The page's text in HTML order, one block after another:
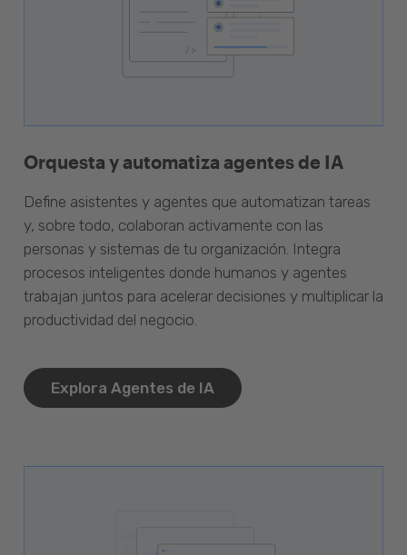
Orquesta y automatiza agentes de IA
Define asistentes y agentes que automatizan tareas
y, sobre todo, colaboran activamente con las
personas y sistemas de tu organización. Integra
procesos inteligentes donde humanos y agentes
trabajan juntos para acelerar decisiones y multiplicar la
productividad del negocio.
Explora Agentes de IA